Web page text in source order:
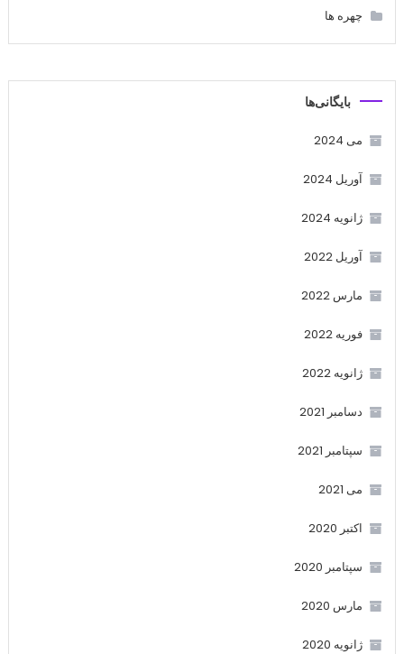
چهره ها
بایگانی‌ها
می 2024
آوریل 2024
ژانویه 2024
آوریل 2022
مارس 2022
فوریه 2022
ژانویه 2022
دسامبر 2021
سپتامبر 2021
می 2021
اکتبر 2020
سپتامبر 2020
مارس 2020
ژانویه 2020